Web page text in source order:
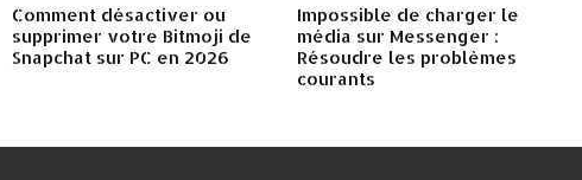
Comment désactiver ou
supprimer votre Bitmoji de
Snapchat sur PC en 2026
Impossible de charger le
média sur Messenger :
Résoudre les problèmes
courants